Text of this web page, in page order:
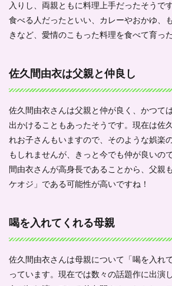
入りし、両親ともに料理上手だったそうで
食べる人だったといい、カレーやおかゆ、
きなど、愛情のこもった料理を食べて育っ
佐久間由衣は父親と仲良し
佐久間由衣さんは父親と仲が良く、かつて
出かけることもあったそうです。現在は佐
れお子さんもいますので、そのような娯楽
もしれませんが、きっと今でも仲が良いの
間由衣さんが高身長であることから、父親
ケオジ」である可能性が高いですね！
喝を入れてくれる母親
佐久間由衣さんは母親について「喝を入れ
っています。現在では数々の話題作に出演